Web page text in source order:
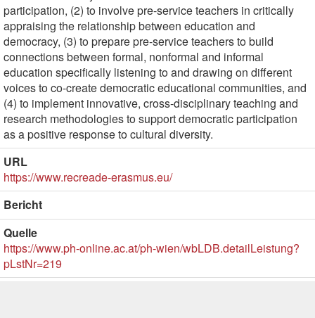
participation, (2) to involve pre-service teachers in critically
appraising the relationship between education and
democracy, (3) to prepare pre-service teachers to build
connections between formal, nonformal and informal
education specifically listening to and drawing on different
voices to co-create democratic educational communities, and
(4) to implement innovative, cross-disciplinary teaching and
research methodologies to support democratic participation
as a positive response to cultural diversity.
URL
https://www.recreade-erasmus.eu/
Bericht
Quelle
https://www.ph-online.ac.at/ph-wien/wbLDB.detailLeistung?
pLstNr=219